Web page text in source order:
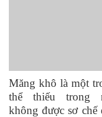
Măng khô là một
thể thiếu trong
không được sơ chế